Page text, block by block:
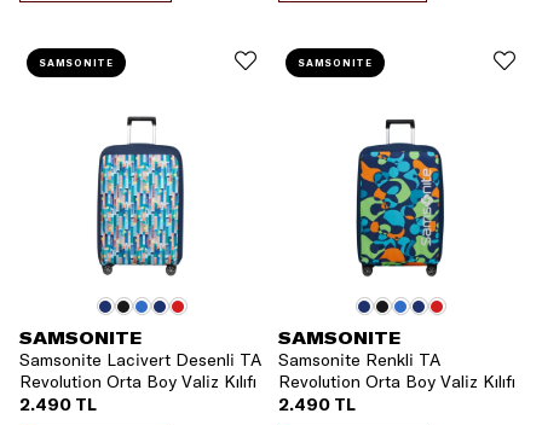
SAMSONITE
Samsonite Lacivert Desenli TA
Revolution Orta Boy Valiz Kılıfı
2.490 TL
SAMSONITE
SAMSONITE
Samsonite Renkli TA
Revolution Orta Boy Valiz Kılıfı
2.490 TL
SAMSONITE